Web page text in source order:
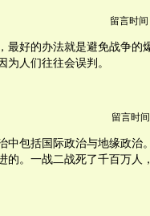
留言时间
最好的办法就是避免战争的
为人们往往会误判。
留言时
中包括国际政治与地缘政治
的。一战二战死了千百万人